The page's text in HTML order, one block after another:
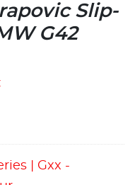
Slip-
G42
| Gxx -